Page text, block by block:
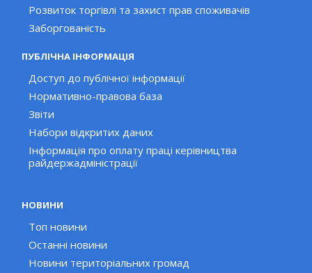
Розвиток торгівлі та захист прав споживачів
Заборгованість
ПУБЛІЧНА ІНФОРМАЦІЯ
Доступ до публічної інформації
Нормативно-правова база
Звіти
Набори відкритих даних
Інформація про оплату праці керівництва
райдержадміністрації
НОВИНИ
Топ новини
Останні новини
Новини територіальних громад